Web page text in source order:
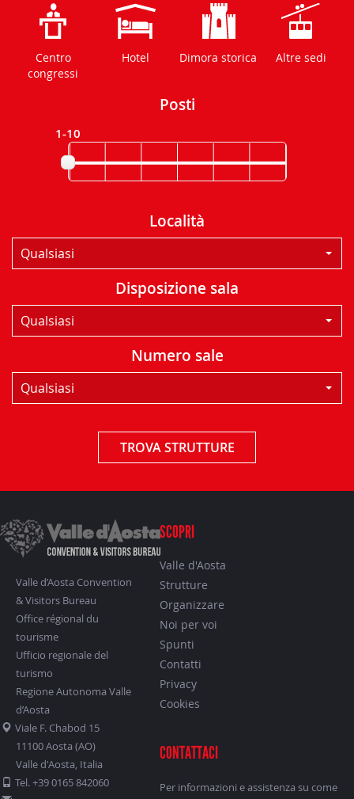
Centro
congressi
Hotel Dimora storica Altre sedi
Posti
1-10
Località
Qualsiasi
Disposizione sala
Qualsiasi
Numero sale
Qualsiasi
TROVA STRUTTURE
Valle d’Aosta Convention
& Visitors Bureau
Office régional du
tourisme
Ufficio regionale del
turismo
Regione Autonoma Valle
d’Aosta
Viale F. Chabod 15
11100 Aosta (AO)
Valle d'Aosta, Italia
Tel. +39 0165 842060
SCOPRI
Valle d'Aosta
Strutture
Organizzare
Noi per voi
Spunti
Contatti
Privacy
Cookies
CONTATTACI
Per informazioni e assistenza su come